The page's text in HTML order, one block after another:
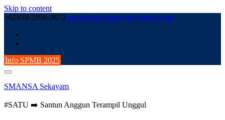
Skip to content
+62858-2898-3672smansasekayam.web@gmail.com
Info SPMB 2025
SMANSA Sekayam
#SATU ➡️ Santun Anggun Terampil Unggul